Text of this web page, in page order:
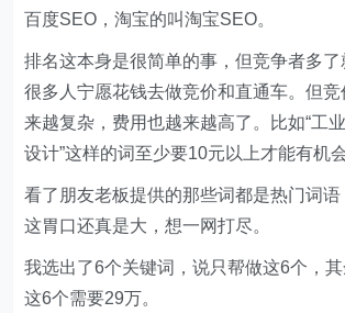
百度SEO，淘宝的叫淘宝SEO。
排名这本身是很简单的事，但竞争者多了
很多人宁愿花钱去做竞价和直通车。但
来越复杂，费用也越来越高了。比如“工
设计”这样的词至少要10元以上才能有机
看了朋友老板提供的那些词都是热门词语
这胃口还真是大，想一网打尽。
我选出了6个关键词，说只帮做这6个，
这6个需要29万。